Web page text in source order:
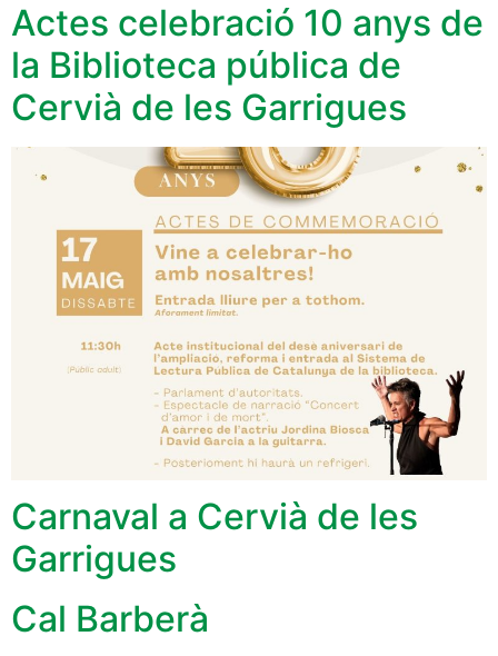
Actes celebració 10 anys de
la Biblioteca pública de
Cervià de les Garrigues
Carnaval a Cervià de les
Garrigues
Cal Barberà